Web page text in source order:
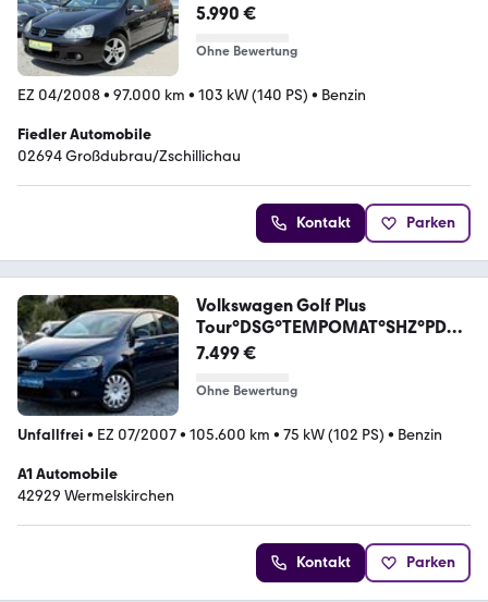
5.990 €
Ohne Bewertung
EZ 04/2008• 97.000 km • 103 kW (140 PS) • Benzin
Fiedler Automobile
02694 Großdubrau/Zschillichau
Kontakt Parken
Volkswagen Golf Plus
Tour°DSG°TEMPOMAT°SHZ°PDC°
SCHIEBEDACH
7.499 €
Ohne Bewertung
Unfallfrei • EZ 07/2007• 105.600 km • 75 kW (102 PS) • Benzin
A1 Automobile
42929 Wermelskirchen
Kontakt Parken